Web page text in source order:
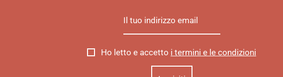
Ho letto e accetto i termini e le condizioni